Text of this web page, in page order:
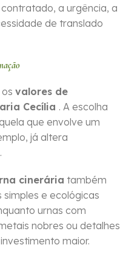
a urgência, a
de translado
valores de
Cecília . A escolha
que envolve um
já altera
cinerária também
simples e ecológicas
urnas com
nobres ou detalhes
maior.